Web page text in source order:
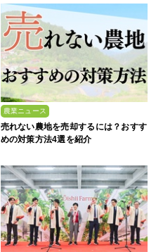
農業ニュース
売れない農地を売却するには？おすす
めの対策方法4選を紹介